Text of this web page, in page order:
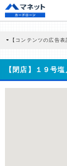
【コンテンツの広告表
商品を根拠なくPRする
どに基づき、公平性を
>提携企業一覧
【閉店】１９号